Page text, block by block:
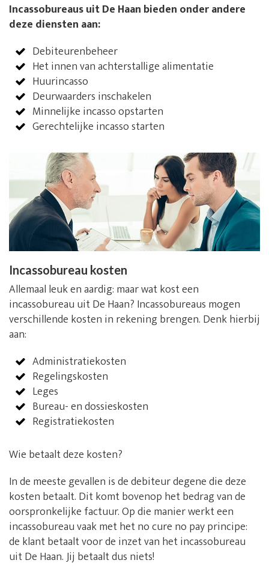
Incassobureaus uit De Haan bieden onder andere
deze diensten aan:
Debiteurenbeheer
Het innen van achterstallige alimentatie
Huurincasso
Deurwaarders inschakelen
Minnelijke incasso opstarten
Gerechtelijke incasso starten
Incassobureau kosten
Allemaal leuk en aardig: maar wat kost een
incassobureau uit De Haan? Incassobureaus mogen
verschillende kosten in rekening brengen. Denk hierbij
aan:
Administratiekosten
Regelingskosten
Leges
Bureau- en dossieskosten
Registratiekosten
Wie betaalt deze kosten?
In de meeste gevallen is de debiteur degene die deze
kosten betaalt. Dit komt bovenop het bedrag van de
oorspronkelijke factuur. Op die manier werkt een
incassobureau vaak met het no cure no pay principe:
de klant betaalt voor de inzet van het incassobureau
uit De Haan. Jij betaalt dus niets!